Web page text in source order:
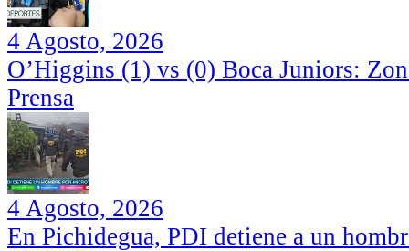
4 Agosto, 2026
O’Higgins (1) vs (0) Boca Juniors:
Prensa
4 Agosto, 2026
En Pichidegua, PDI detiene a un